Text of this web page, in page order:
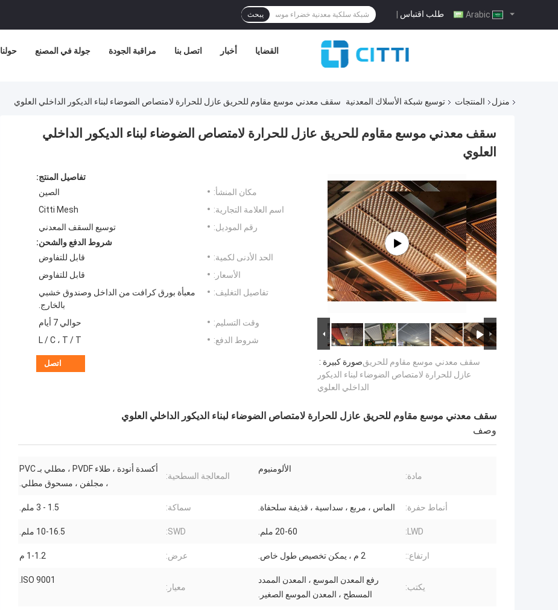
طلب اقتباس | يبحث
حولنا جولة في المصنع مراقبة الجودة اتصل بنا أخبار القضايا
منزل المنتجات توسيع شبكة الأسلاك المعدنية سقف معدني موسع مقاوم للحريق عازل للحرارة لامتصاص الضوضاء لبناء الديكور الداخلي العلوي
سقف معدني موسع مقاوم للحريق عازل للحرارة لامتصاص الضوضاء لبناء الديكور الداخلي
العلوي
صورة كبيرة :سقف معدني موسع مقاوم للحريق
عازل للحرارة لامتصاص الضوضاء لبناء الديكور
الداخلي العلوي
تفاصيل المنتج:
مكان المنشأ:
الصين
اسم العلامة التجارية:
Citti Mesh
رقم الموديل:
توسيع السقف المعدني
شروط الدفع والشحن:
الحد الأدنى لكمية:
قابل للتفاوض
الأسعار:
قابل للتفاوض
تفاصيل التغليف:
معبأة بورق كرافت من الداخل وصندوق خشبي
بالخارج.
وقت التسليم:
حوالي 7 أيام
شروط الدفع:
L / C ، T / T
اتصل
سقف معدني موسع مقاوم للحريق عازل للحرارة لامتصاص الضوضاء لبناء الديكور الداخلي العلوي
وصف
مادة:
الألومنيوم
المعالجة السطحية:
أكسدة أنودة ، طلاء PVDF ، مطلي بـ PVC
، مجلفن ، مسحوق مطلي.
أنماط حفرة: الماس ، مربع ، سداسية ، قذيفة سلحفاة. سماكة: 1.5 - 3 ملم.
LWD: 20-60 ملم. SWD: 10-16.5 ملم.
ارتفاع:: 2 م ، يمكن تخصيص طول خاص. عرض: 1-1.2 م
يكتب:
رفع المعدن الموسع ، المعدن الممدد
المسطح ، المعدن الموسع الصغير.
معيار:
ISO 9001.